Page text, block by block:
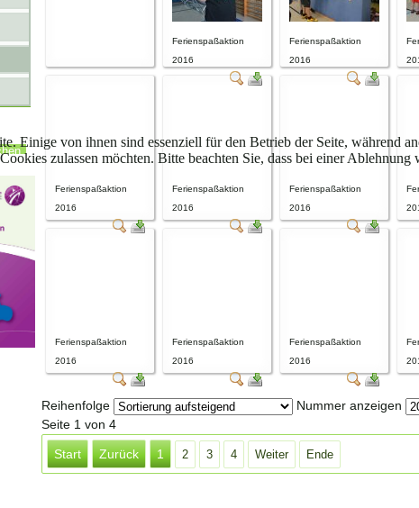
Ferienspaßaktion
2016
Ferienspaßaktion
2016
Ferienspaßaktion
2016
Ferienspaßaktion
2016
Ferienspaßaktion
2016
Ferienspaßaktion
2016
Ferienspaßaktion
2016
Ferienspaßaktion
2016
Reihenfolge
Nummer anzeigen
Seite 1 von 4
Start Zurück 1 2 3 4 Weiter Ende
Einige von ihnen sind essenziell für den Betrieb der Seite, während
zulassen möchten. Bitte beachten Sie, dass bei einer